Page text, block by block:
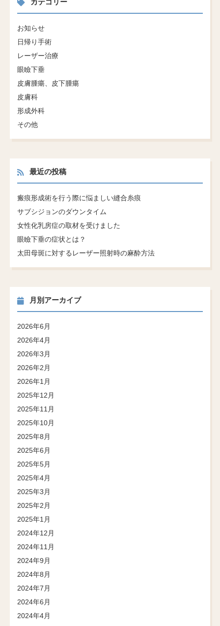
カテゴリー
お知らせ
日帰り手術
レーザー治療
眼瞼下垂
皮膚腫瘍、皮下腫瘍
皮膚科
形成外科
その他
最近の投稿
瘢痕形成術を行う際に悩ましい縫合糸痕
サブシジョンのダウンタイム
女性化乳房症の取材を受けました
眼瞼下垂の症状とは？
太田母斑に対するレーザー照射時の麻酔方法
月別アーカイブ
2026年6月
2026年4月
2026年3月
2026年2月
2026年1月
2025年12月
2025年11月
2025年10月
2025年8月
2025年6月
2025年5月
2025年4月
2025年3月
2025年2月
2025年1月
2024年12月
2024年11月
2024年9月
2024年8月
2024年7月
2024年6月
2024年4月